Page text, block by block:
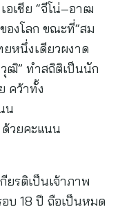
อเชีย “จีโน่–อาฒ
องโลก ขณะที่“สม
ยหนึ่งเดียวผงาด
ฒิ” ทำสถิติเป็นนัก
คว้าทั้ง
น
ด้วยคะแนน
ยรติเป็นเจ้าภาพ
บ 18 ปี ถือเป็นหมุด